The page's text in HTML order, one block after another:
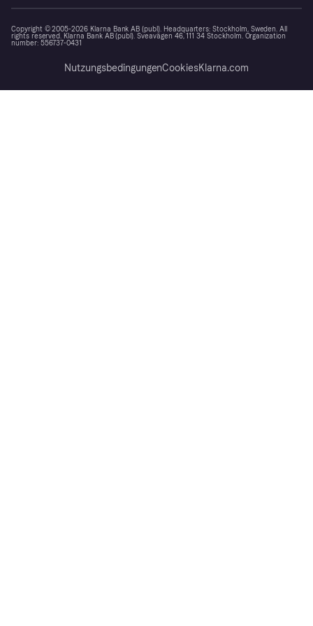
Copyright © 2005-2026 Klarna Bank AB (publ). Headquarters: Stockholm, Sweden. All
rights reserved. Klarna Bank AB (publ). Sveavägen 46, 111 34 Stockholm. Organization
number: 556737-0431
NutzungsbedingungenCookiesKlarna.com